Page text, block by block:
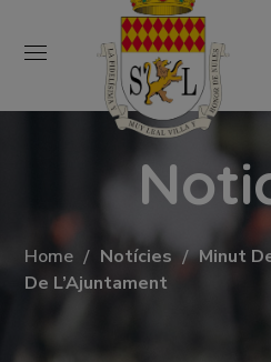
Home Notícies
Minut
De L’Ajuntament